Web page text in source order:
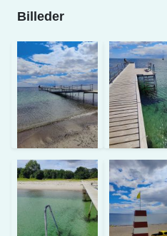
Billeder